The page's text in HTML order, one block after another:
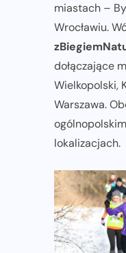
miastach –
Wrocławiu.
dołączające
Wielkopolski,
Warszawa.
lokalizacjach.